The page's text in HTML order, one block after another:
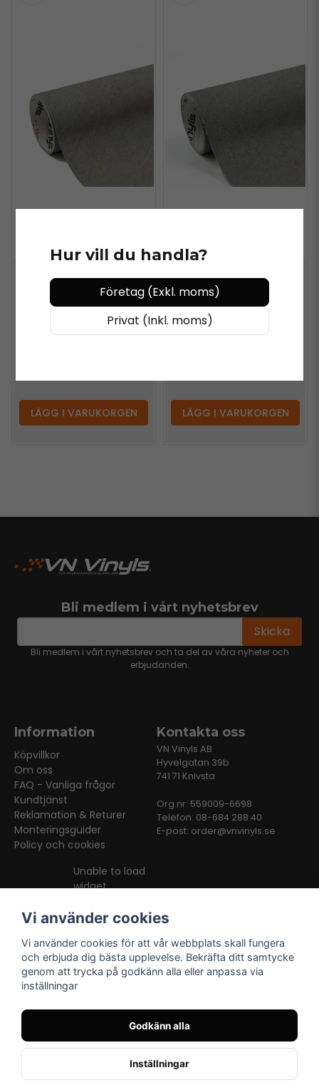
SAMSUNG INTERIOR FILMS
SOIF CF-5531 Grå
Kalksten Travertine -
Inredningsvinyl
LÄGG I VARUKORGEN
SAMSUNG INTERIOR FILMS
SOIF BG-8004 Mörk
Kalksten Travertine -
Inredningsvinyl
LÄGG I VARUKORGEN
Hur vill du handla?
Företag (Exkl. moms)
Privat (Inkl. moms)
Bli medlem i vårt nyhetsbrev
email Skicka
Bli medlem i vårt nyhetsbrev och ta del av våra nyheter och
erbjudanden.
Information
Köpvillkor
Om oss
FAQ - Vanliga frågor
Kundtjänst
Reklamation & Returer
Monteringsguider
Policy och cookies
Kontakta oss
VN Vinyls AB
Hyvelgatan 39b
741 71 Knivsta
Org.nr: 559009-6698
Telefon: 08-684 288 40
E-post: order@vnvinyls.se
Unable to load
widget
Vi använder cookies
Vi använder cookies för att vår webbplats skall fungera
och erbjuda dig bästa upplevelse. Bekräfta ditt samtycke
genom att trycka på godkänn alla eller anpassa via
inställningar
Godkänn alla
Inställningar